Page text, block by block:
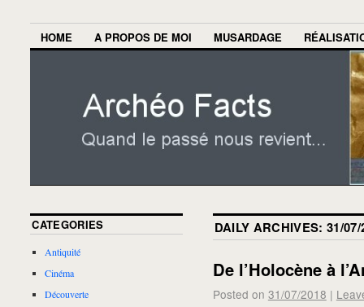
HOME A PROPOS DE MOI MUSARDAGE
DAILY ARCHIVES: 31/
De l’Holocène à
Posted on 31/07/2018 |
CATEGORIES
Antiquité
Cinéma
Découverte